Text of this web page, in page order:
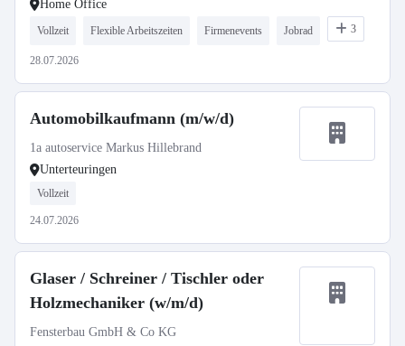
Home Office
Vollzeit Flexible Arbeitszeiten Firmenevents Jobrad 3
28.07.2026
Automobilkaufmann (m/w/d)
1a autoservice Markus Hillebrand
Unterteuringen
Vollzeit
24.07.2026
Glaser / Schreiner / Tischler oder
Holzmechaniker (w/m/d)
Fensterbau GmbH & Co KG